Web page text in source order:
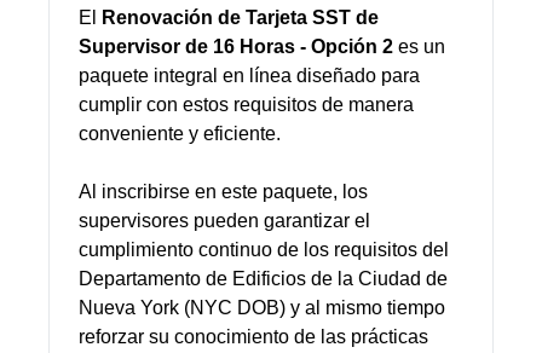
El
Renovación de Tarjeta SST de
Supervisor de 16 Horas - Opción 2 es un
paquete integral en línea diseñado para
cumplir con estos requisitos de manera
conveniente y eficiente.
Al inscribirse en este paquete, los
supervisores pueden garantizar el
cumplimiento continuo de los requisitos del
Departamento de Edificios de la Ciudad de
Nueva York (NYC DOB) y al mismo tiempo
reforzar su conocimiento de las prácticas